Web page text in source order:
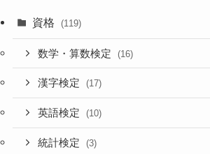
資格 (119)
数学・算数検定 (16)
漢字検定 (17)
英語検定 (10)
統計検定 (3)